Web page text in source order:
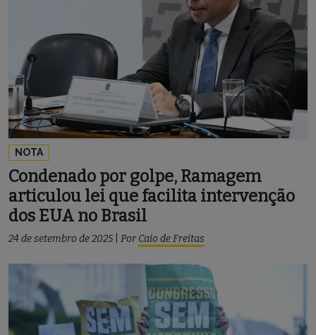
NOTA
Condenado por golpe, Ramagem
articulou lei que facilita intervenção
dos EUA no Brasil
24 de setembro de 2025 Por Caio de Freitas